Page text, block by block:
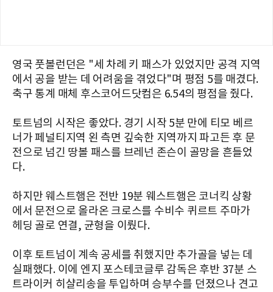
영국 풋볼런던은 "세 차례 키 패스가 있었지만 공격 지역
에서 공을 받는 데 어려움을 겪었다"며 평점 5를 매겼다.
축구 통계 매체 후스코어드닷컴은 6.54의 평점을 줬다.
토트넘의 시작은 좋았다. 경기 시작 5분 만에 티모 베르
너가 페널티지역 왼 측면 깊숙한 지역까지 파고든 후 문
전으로 넘긴 땅볼 패스를 브레넌 존슨이 골망을 흔들었
다.
하지만 웨스트햄은 전반 19분 웨스트햄은 코너킥 상황
에서 문전으로 올라온 크로스를 수비수 퀴르트 주마가
헤딩 골로 연결, 균형을 이뤘다.
이후 토트넘이 계속 공세를 취했지만 추가골을 넣는 데
실패했다. 이에 엔지 포스테코글루 감독은 후반 37분 스
트라이커 히샬리송을 투입하며 승부수를 던졌으나 견고